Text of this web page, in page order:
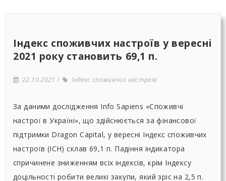
Індекс споживчих настроїв у вересні
2021 року становить 69,1 п.
22.10.2021 Індекс споживчих настроїв
За даними дослідження Info Sapiens «Споживчі
настрої в Україні», що здійснюється за фінансової
підтримки Dragon Capital, у вересні Індекс споживчих
настроїв (ІСН) склав 69,1 п. Падіння індикатора
спричинене зниженням всіх індексів, крім Індексу
доцільності робити великі закупи, який зріс на 2,5 п.